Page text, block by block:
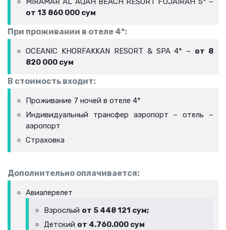
от 13 860 000 сум
При проживании в отеле 4*:
OCEANIC KHORFAKKAN RESORT & SPA 4* – от 8
820 000 сум
В стоимость входит:
Проживание 7 ночей в отеле 4*
Индивидуальный трансфер аэропорт – отель –
аэропорт
Страховка
Дополнительно оплачивается:
Авиаперелет
Взрослый от 5 448 121 сум;
Детский от 4.760.000 сум